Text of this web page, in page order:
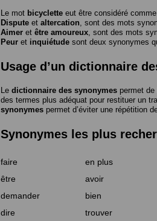
Le mot bicyclette eut être considéré
Dispute et altercation , sont des mots
Aimer et être amoureux , sont des mots
Peur et inquiétude sont deux synonymes
Usage d’un dictionnaire
Le dictionnaire des synonymes permet
des termes plus adéquat pour restituer un
synonymes permet d’éviter une répétition
Synonymes les plus
faire en plus
être
avoir
demander
bien
dire
trouver